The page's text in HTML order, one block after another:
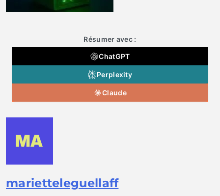
Résumer avec :
ChatGPT
Perplexity
Claude
marietteleguellaff